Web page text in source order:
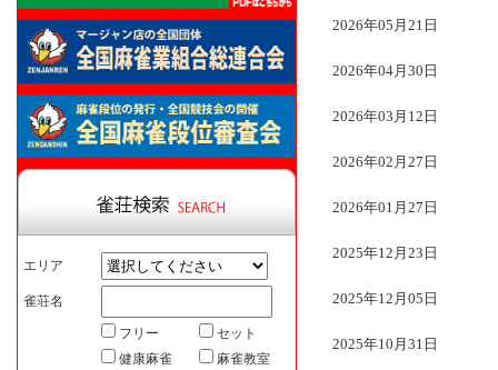
エリア
雀荘名
フリー
セット
健康麻雀
麻雀教室
2026年05月21日
2026年04月30日
2026年03月12日
2026年02月27日
2026年01月27日
2025年12月23日
2025年12月05日
2025年10月31日